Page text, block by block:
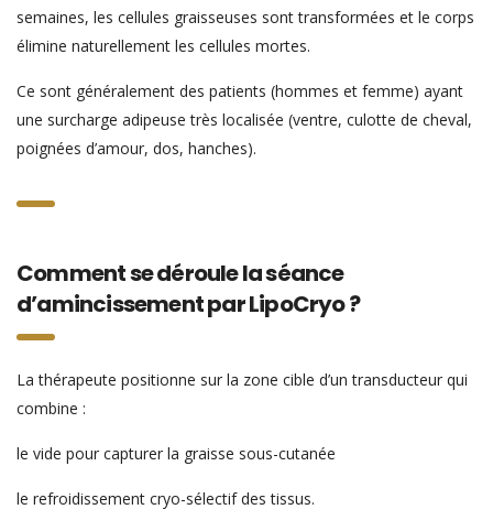
semaines, les cellules graisseuses sont transformées et le corps
élimine naturellement les cellules mortes.
Ce sont généralement des patients (hommes et femme) ayant
une surcharge adipeuse très localisée (ventre, culotte de cheval,
poignées d’amour, dos, hanches).
Comment se déroule la séance
d’amincissement par LipoCryo ?
La thérapeute positionne sur la zone cible d’un transducteur qui
combine :
le vide pour capturer la graisse sous-cutanée
le refroidissement cryo-sélectif des tissus.